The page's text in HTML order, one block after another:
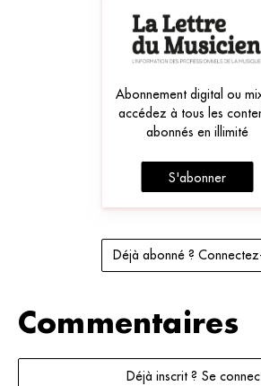
Abonnement digital ou
accédez à tous les
abonnés en illimité
S'abonner
Déjà abonné ?
Commentaires
Déjà inscrit ? Se